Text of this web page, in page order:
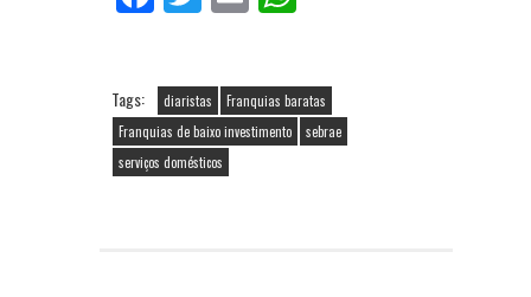
o
o
k
er l A
p
Tags: diaristas
Franquias baratas
Franquias de baixo investimento
sebrae
serviços domésticos